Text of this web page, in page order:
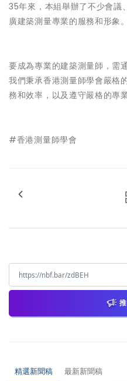
35年來，本組舉辦了不少會議
廣建築測量專業的服務和形象。
要成為專業的建築測量師，需
我們秉承香港測量師學會嚴格
務和效率，以及遵守嚴格的專
#香港測量師學會
精選新聞稿 最新新聞稿